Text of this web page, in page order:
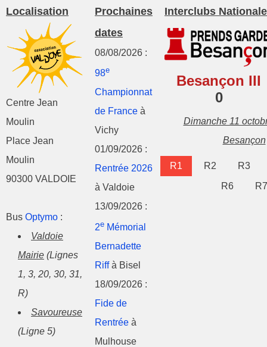
Localisation
Centre Jean
Moulin
Place Jean
Moulin
90300 VALDOIE
Bus Optymo :
Valdoie
Mairie (Lignes
1, 3, 20, 30, 31,
R)
Savoureuse
(Ligne 5)
Prochaines
dates
08/08/2026 :
98e
Championnat
de France à
Vichy
01/09/2026 :
Rentrée 2026
à Valdoie
13/09/2026 :
2e Mémorial
Bernadette
Riffà Bisel
18/09/2026 :
Fide de
Rentrée à
Mulhouse
Interclubs
Besançon III
0
Dimanche 11
Besançon
R1 R2
R3
R6
R7